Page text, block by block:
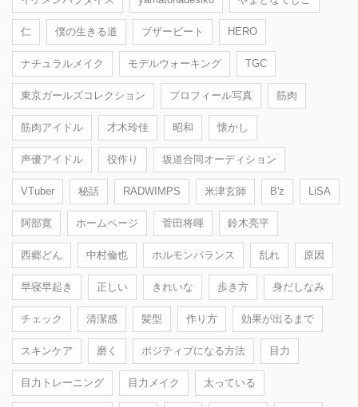
仁 僕の生きる道 ブザービート HERO
ナチュラルメイク モデルウォーキング TGC
東京ガールズコレクション プロフィール写真 筋肉
筋肉アイドル 才木玲佳 昭和 懐かし
声優アイドル 役作り 坂道合同オーディション
VTuber 秘話 RADWIMPS 米津玄師 B'z LiSA
阿部寛 ホームページ 菅田将暉 鈴木亮平
西郷どん 中村倫也 ホルモンバランス 乱れ 原因
早寝早起き 正しい きれいな 歩き方 身だしなみ
チェック 清潔感 髪型 作り方 効果が出るまで
スキンケア 磨く ポジティブになる方法 目力
目力トレーニング 目力メイク 太っている